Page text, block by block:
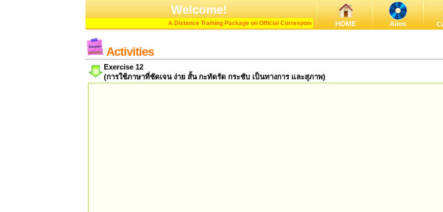
Welcome!
A Distance Training Package on Official Correspondence in English
HOME Aims
Activities
Exercise 12
(การใช้ภาษาที่ชัดเจน ง่าย สั้น กะทัดรัด กระชับ เป็นทางการ และสุภาพ)